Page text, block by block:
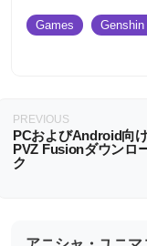
Games
PREVIOUS
PCおよびAndroid向
PVZ Fusionダウンロ
ク